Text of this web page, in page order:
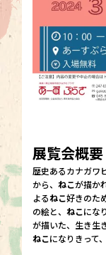
展覧会概要
歴史あるカナガワ
から、ねこが描か
よるねこ好きのた
の絵と、ねこにな
が描いた、生き生
ねこになりきって